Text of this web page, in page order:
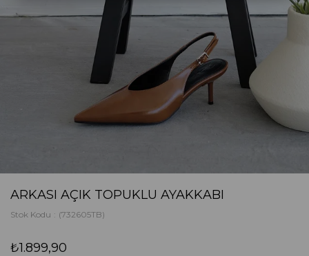
ARKASI AÇIK TOPUKLU AYAKKABI
Stok Kodu (732605TB)
₺1.899,90